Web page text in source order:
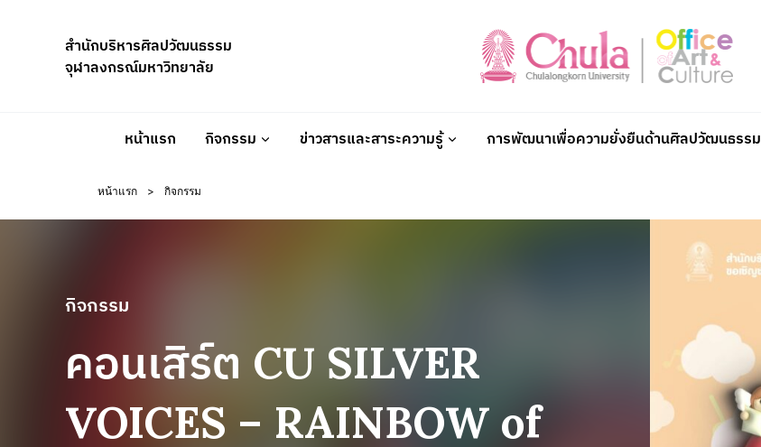
สำนักบริหารศิลปวัฒนธรรม
จุฬาลงกรณ์มหาวิทยาลัย
หน้าแรก กิจกรรม ข่าวสารและสาระความรู้ การพัฒนาเพื่อความยั่งยืนด้านศิลปวัฒนธรรม
หน้าแรก > กิจกรรม
กิจกรรม
คอนเสิร์ต CU SILVER
VOICES – RAINBOW of